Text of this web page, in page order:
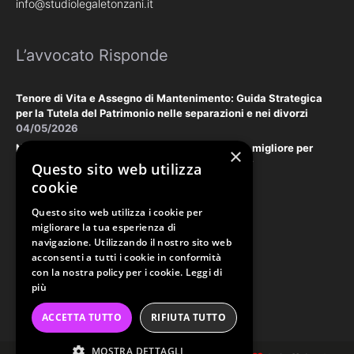
info@studiolegaletonzani.it
L’avvocato Risponde
Tenore di Vita e Assegno di Mantenimento: Guida Strategica
per la Tutela del Patrimonio nelle separazioni e nei divorzi
04/05/2026
Negoziazione Assistita vs. Tribunale: la scelta migliore per
tutelare il vostro patrimonio e la vostra privacy
18/03/2026
Law & Disclaimer
PRIVACY POLICY
COOKIE POLICY
ORDINE AVVOCATI PERUGIA
×
Questo sito web utilizza
cookie
Questo sito web utilizza i cookie per
migliorare la tua esperienza di
navigazione. Utilizzando il nostro sito web
acconsenti a tutti i cookie in conformità
con la nostra policy per i cookie. Leggi di
più
ACCETTA TUTTO RIFIUTA TUTTO
MOSTRA DETTAGLI